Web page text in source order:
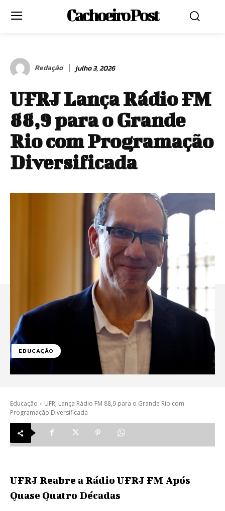
Cachoeiro Post
Redação julho 3, 2026
UFRJ Lança Rádio FM
88,9 para o Grande
Rio com Programação
Diversificada
EDUCAÇÃO
Educação
UFRJ Lança Rádio FM 88,9 para o Grande Rio com
Programação Diversificada
UFRJ Reabre a Rádio UFRJ FM Após
Quase Quatro Décadas